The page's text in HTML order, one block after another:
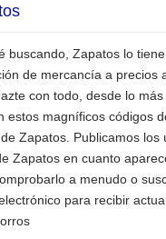
buscando, Zapatos lo
de mercancía a precios
con todo, desde lo
estos magníficos códigos
Zapatos. Publicamos los
Zapatos en cuanto
a menudo o
para recibir